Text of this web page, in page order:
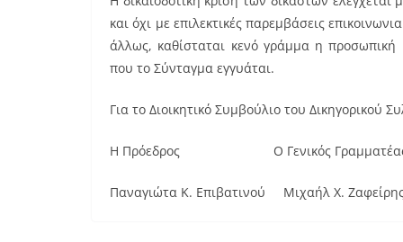
και όχι με επιλεκτικές παρεμβάσεις
άλλως, καθίσταται κενό γράμμα η προσωπική
που το Σύνταγμα εγγυάται.
Για το Διοικητικό Συμβούλιο του Δικηγορικού
Η Πρόεδρος Ο Γενικός
Παναγιώτα Κ. Επιβατινού Μιχαήλ Χ.